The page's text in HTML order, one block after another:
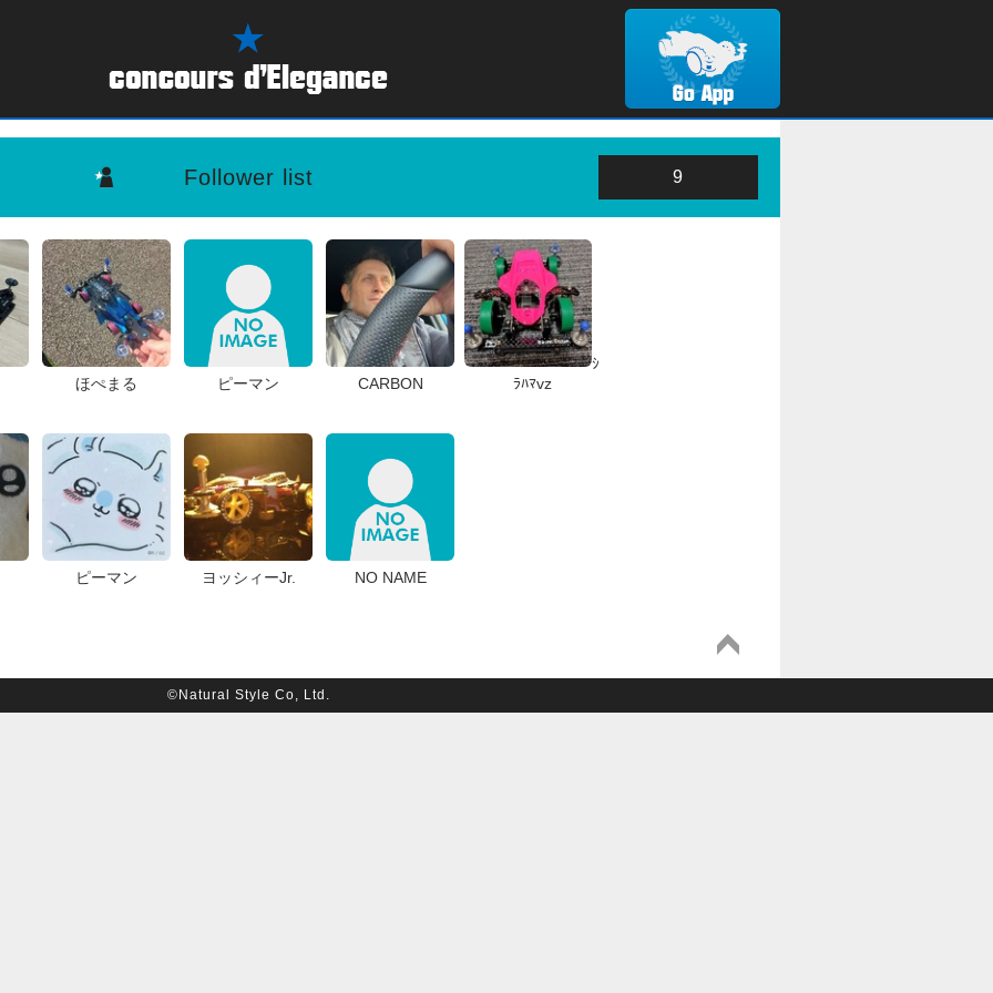
Follower list 9
ほぺまる ピーマン CARBON
ｼ
ﾗﾊﾏvz
ピーマン ヨッシィーJr. NO NAME
©Natural Style Co, Ltd.